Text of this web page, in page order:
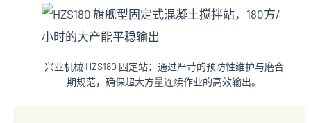
兴业机械 HZS180 固定站：通过严苛的预防性维护与磨合
期规范，确保超大方量连续作业的高效输出。